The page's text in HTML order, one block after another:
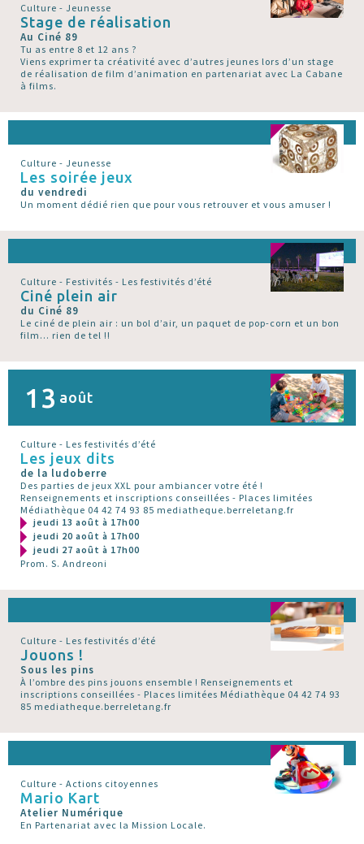
Culture - Jeunesse
Stage de réalisation
Au Ciné 89
Tu as entre 8 et 12 ans ?
Viens exprimer ta créativité avec d’autres jeunes lors d’un stage
de réalisation de film d’animation en partenariat avec La Cabane
à films.
Culture - Jeunesse
Les soirée jeux
du vendredi
Un moment dédié rien que pour vous retrouver et vous amuser !
Culture - Festivités - Les festivités d’été
Ciné plein air
du Ciné 89
Le ciné de plein air : un bol d’air, un paquet de pop-corn et un bon
film... rien de tel !!
13 août
Culture - Les festivités d’été
Les jeux dits
de la ludoberre
Des parties de jeux XXL pour ambiancer votre été !
Renseignements et inscriptions conseillées - Places limitées
Médiathèque 04 42 74 93 85 mediatheque.berreletang.fr
jeudi 13 août à 17h00
jeudi 20 août à 17h00
jeudi 27 août à 17h00
Prom. S. Andreoni
Culture - Les festivités d’été
Jouons !
Sous les pins
À l’ombre des pins jouons ensemble ! Renseignements et
inscriptions conseillées - Places limitées Médiathèque 04 42 74 93
85 mediatheque.berreletang.fr
Culture - Actions citoyennes
Mario Kart
Atelier Numérique
En Partenariat avec la Mission Locale.